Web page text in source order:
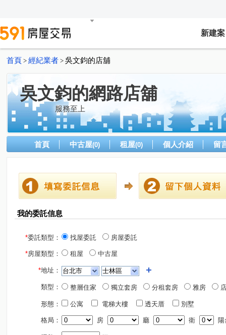
新建案
首頁 > 經紀業者 > 吳文鈞的店舖
吳文鈞的網路店舖
服務至上
首頁 中古屋(0) 租屋(0) 個人介紹 留
我的委託信息
*委託類型： 找屋委託 房屋委託
*房屋類型： 租屋 中古屋
*地址：
類型： 整層住家 獨立套房 分租套房 雅房
形態： 公寓 電梯大樓 透天厝 別墅
格局： 房 廳 衛 陽